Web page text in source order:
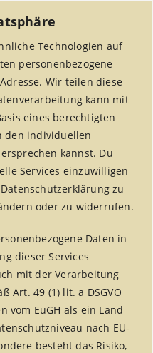
Technologien auf
personenbezogene
Wir teilen diese
kann mit
eines berechtigten
den individuellen
kannst. Du
Services einzuwilligen
zu
oder zu widerrufen.
Daten in
dieser Services
mit der Verarbeitung
Art. 49 (1) lit. a DSGVO
vom EuGH als ein Land
nach EU-
besteht das Risiko,